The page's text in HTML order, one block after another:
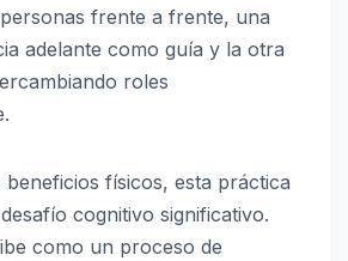
frente a frente, una
adelante como guía y la otra
roles
beneficios físicos, esta práctica
cognitivo significativo.
como un proceso de